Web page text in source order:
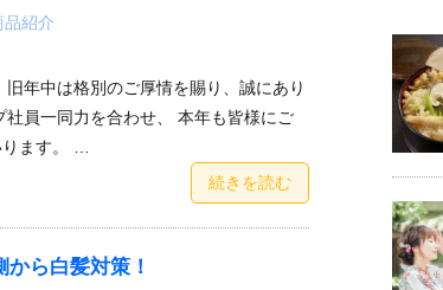
品紹介
年中は格別のご厚情を賜り、誠にあり
員一同力を合わせ、 本年も皆様にご
ます。 …
続きを読む
ら白髪対策！